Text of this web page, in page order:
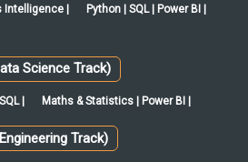
|
Python | SQL | Power BI |
Science Track)
| Maths & Statistics | Power BI |
Track)